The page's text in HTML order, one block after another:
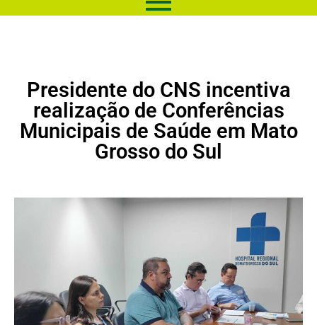
Presidente do CNS incentiva
realização de Conferências
Municipais de Saúde em Mato
Grosso do Sul